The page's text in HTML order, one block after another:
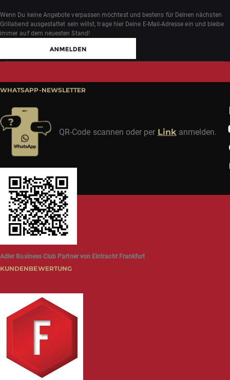
Wenn Du keine Angebote verpassen möchtest und bestens für Deinen nächsten
Grillabend ausgestattet sein willst, trage hier Deine E-Mail-Adresse ein und bleibe
immer auf dem neuesten Stand!
WHATSAPP-NEWSLETTER
QR-Code scannen oder per Linkanmelden.
Adler Business Club Partner von Eintracht Frankfurt
KUNDENBEWERTUNG